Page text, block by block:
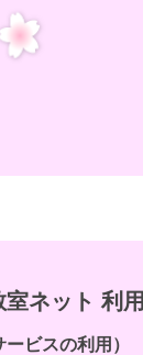
室ネット 利
ビスの利用）